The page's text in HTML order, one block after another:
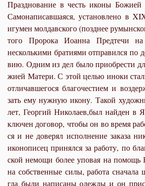
Празд­но­ва­ние в честь ико­ны
Са­мо­на­пи­сав­ша­я­ся, уста­нов­ле­но в
игу­мен мол­дав­ско­го (позд­нее
то­го Про­ро­ка Иоан­на Пред­те­чи
несколь­ки­ми бра­ти­я­ми от­пра­вил­ся по
вию. Од­ним из дел бы­ло при­об­ре­сти
жи­ей Ма­те­ри. С этой це­лью ино­ки
от­ли­чав­ше­го­ся бла­го­че­сти­ем и
зать ему нуж­ную ико­ну. Та­кой
лет, Ге­ор­гий Ни­ко­ла­ев,был най­ден в
клю­чен до­го­вор, чтобы он во вре­мя
ся и не до­ве­рял ис­пол­не­ние за­ка­за
ико­но­пи­сец при­нял­ся за ра­бо­ту, по
ской немо­щи бо­лее упо­вая на
на соб­ствен­ные си­лы, ра­бо­та
гда бы­ли на­пи­са­ны одеж­ды и он